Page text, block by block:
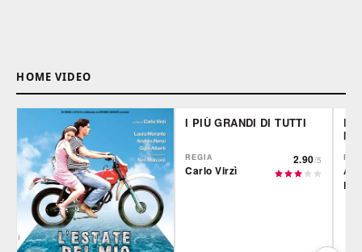
HOME VIDEO
I PIÙ GRANDI DI TUTTI
REGIA
Carlo Virzì
2.90/5
LE